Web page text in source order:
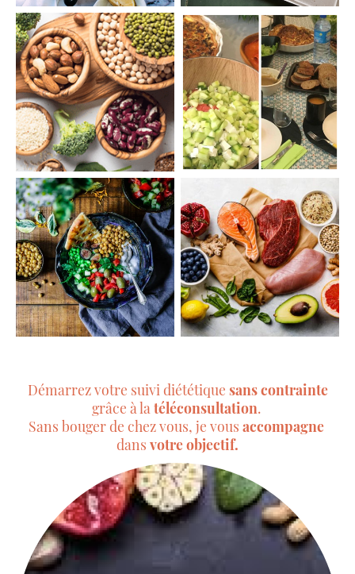
Démarrez votre suivi diététique sans contrainte
grâce à la téléconsultation.
Sans bouger de chez vous, je vous accompagne
dans votre objectif.